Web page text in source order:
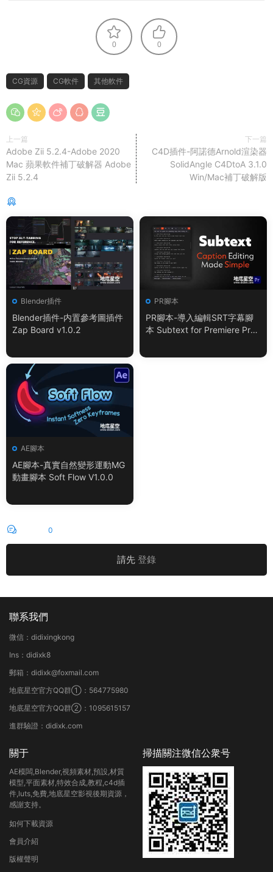
0 0
CG資源 CG軟件 其他軟件
上一篇
Adobe Zii 5.2.4-Adobe 2020
Mac 蘋果軟件補丁破解器 Adobe
Zii 5.2.4
下一篇
C4D插件-阿諾德Arnold渲染器
SolidAngle C4DtoA 3.1.0
Win/Mac補丁破解版
Blender插件
Blender插件-内置參考圖插件
Zap Board v1.0.2
PR腳本
PR腳本-導入編輯SRT字幕腳
本 Subtext for Premiere Pro
AE腳本
AE腳本-真實自然變形運動MG
動畫腳本 Soft Flow V1.0.0
0
請先 登錄
聯系我們
微信：didixingkong
Ins：didixk8
郵箱：didixk@foxmail.com
地底星空官方QQ群①：564775980
地底星空官方QQ群②：1095615157
進群驗證：didixk.com
關于
AE模闆,Blender,視頻素材,預設,材質
模型,平面素材,特效合成,教程,c4d插
件,luts,免費,地底星空影視後期資源，
感謝支持。
如何下載資源
會員介紹
版權聲明
掃描關注微信公衆号